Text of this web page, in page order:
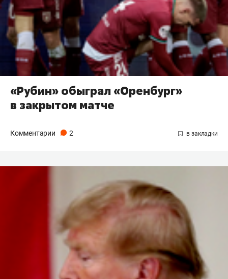
«Рубин» обыграл «Оренбург»
в закрытом матче
Комментарии 2